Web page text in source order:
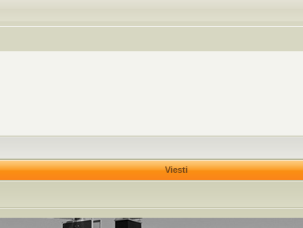
Viesti